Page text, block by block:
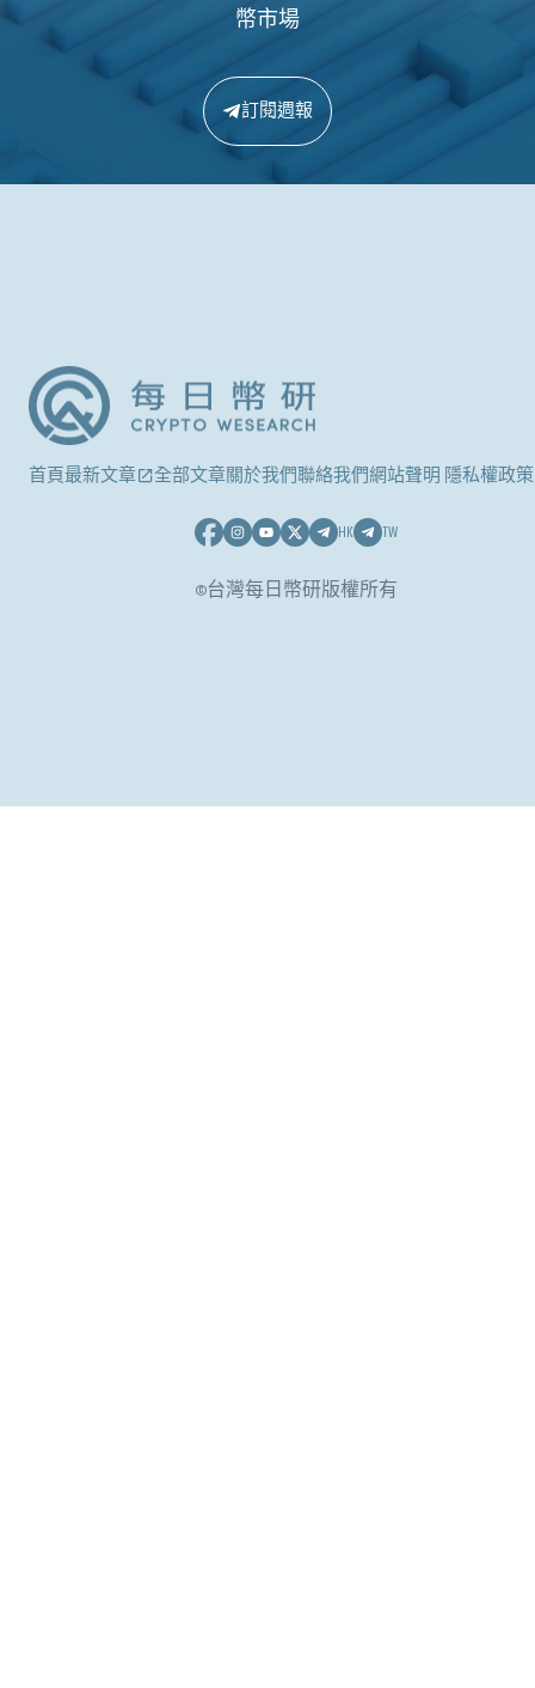
幣市場
訂閱週報
首頁最新文章 全部文章關於我們聯絡我們網站聲明 隱私權政策
HK TW
©台灣每日幣研版權所有